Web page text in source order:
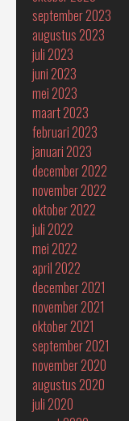
september 2023
augustus 2023
juli 2023
juni 2023
mei 2023
maart 2023
februari 2023
januari 2023
december 2022
november 2022
oktober 2022
juli 2022
mei 2022
april 2022
december 2021
november 2021
oktober 2021
september 2021
november 2020
augustus 2020
juli 2020